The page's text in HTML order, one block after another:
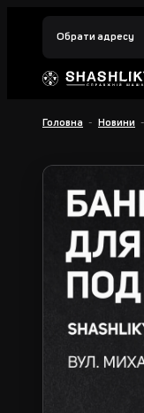
Обрати адресу
Головна Новини